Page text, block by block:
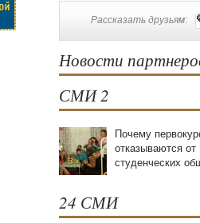
Рассказать друзьям:
Новости
СМИ 2
Почему
отказываются от
студенческих
24 СМИ